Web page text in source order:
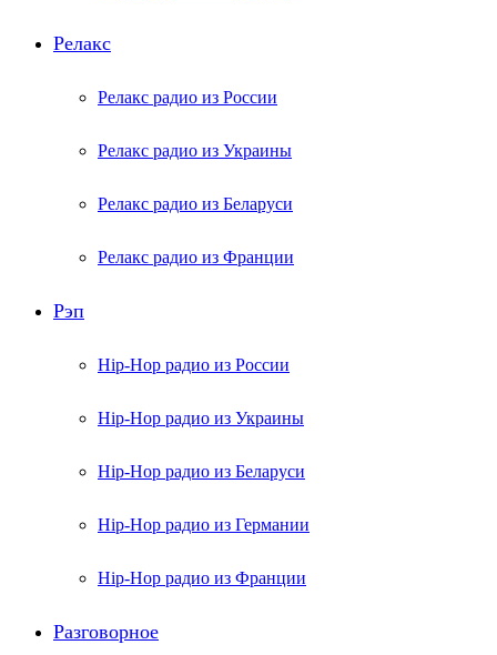
Релакс
Релакс радио из России
Релакс радио из Украины
Релакс радио из Беларуси
Релакс радио из Франции
Рэп
Hip-Hop радио из России
Hip-Hop радио из Украины
Hip-Hop радио из Беларуси
Hip-Hop радио из Германии
Hip-Hop радио из Франции
Разговорное